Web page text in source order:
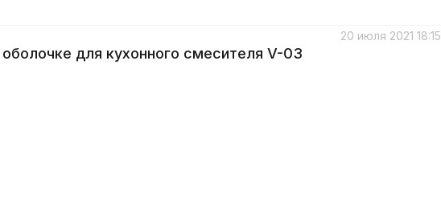
20 июля 2021 18:15
оболочке для кухонного смесителя V-03